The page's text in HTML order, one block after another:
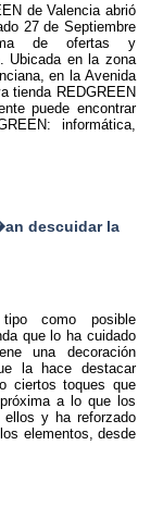
de Valencia abrió
27 de Septiembre
de ofertas y
Ubicada en la zona
en la Avenida
tienda REDGREEN
puede encontrar
informática,
descuidar la
como posible
que lo ha cuidado
una decoración
la hace destacar
ciertos toques que
a lo que los
ellos y ha reforzado
elementos, desde